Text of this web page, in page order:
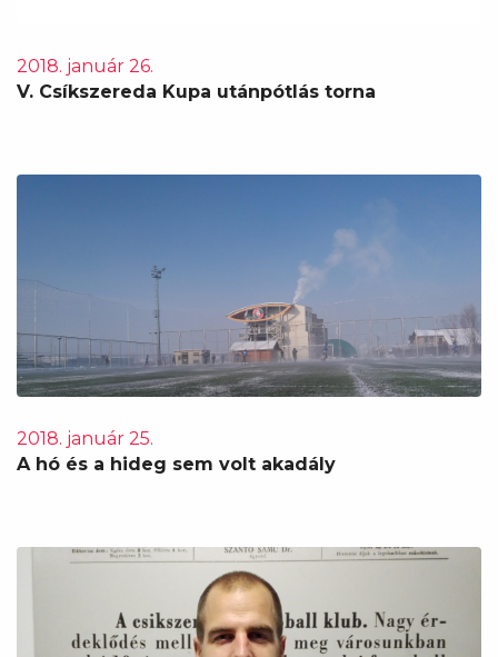
2018. január 26.
V. Csíkszereda Kupa utánpótlás torna
2018. január 25.
A hó és a hideg sem volt akadály